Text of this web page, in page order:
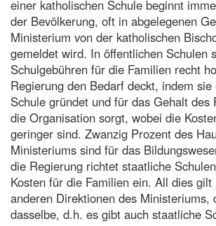
einer katholischen Schule beginnt
der Bevölkerung, oft in abgelegenen
Ministerium von der katholischen
gemeldet wird. In öffentlichen Schulen
Schulgebühren für die Familien recht
Regierung den Bedarf deckt, indem
Schule gründet und für das Gehalt des
die Organisation sorgt, wobei die
geringer sind. Zwanzig Prozent des
Ministeriums sind für das
die Regierung richtet staatliche
Kosten für die Familien ein. All dies
anderen Direktionen des Ministeriums,
dasselbe, d.h. es gibt auch staatliche